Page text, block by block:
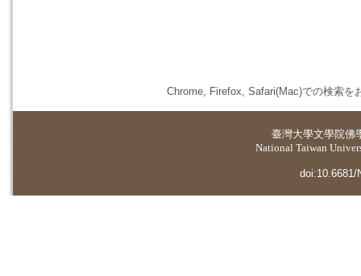
Chrome, Firefox, Safari(Mac)での検索を
臺灣大學文學院佛
National Taiwan
doi:10.6681/